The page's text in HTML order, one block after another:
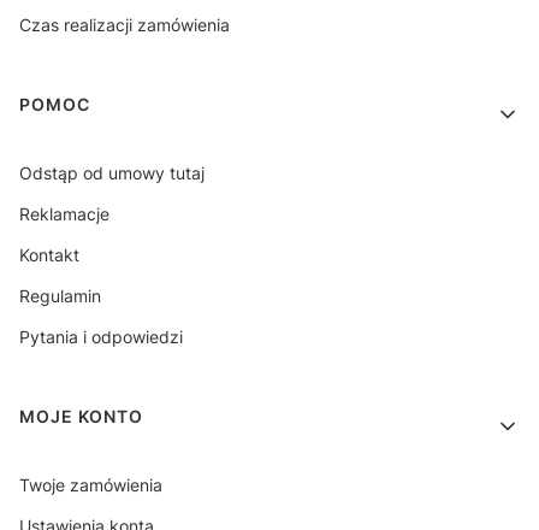
Czas realizacji zamówienia
POMOC
Odstąp od umowy tutaj
Reklamacje
Kontakt
Regulamin
Pytania i odpowiedzi
MOJE KONTO
Twoje zamówienia